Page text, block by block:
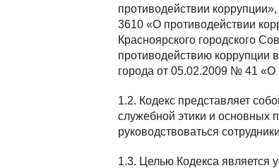
противодействии
3610 «О противодействии
Красноярского городского
противодействию коррупции
города от 05.02.2009 № 41 «О
1.2. Кодекс представляет
служебной этики и основных
руководствоваться
1.3. Целью Кодекса является